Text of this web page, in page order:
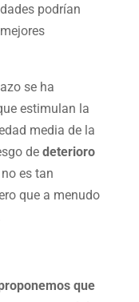
podrían
se ha
estimulan la
media de la
dedeterioro
es tan
que a menudo
que